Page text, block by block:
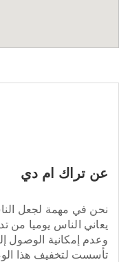
عن تراك ام دي
نحن في مهمة لجعل
يعاني الناس يوميا من
وعدم إمكانية الوصول
تأسست لتخفيف هذا